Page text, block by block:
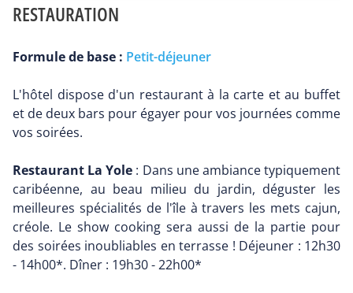
RESTAURATION
Formule de base : Petit-déjeuner
L'hôtel dispose d'un restaurant à la carte et au buffet
et de deux bars pour égayer pour vos journées comme
vos soirées.
Restaurant La Yole : Dans une ambiance typiquement
caribéenne, au beau milieu du jardin, déguster les
meilleures spécialités de l'île à travers les mets cajun,
créole. Le show cooking sera aussi de la partie pour
des soirées inoubliables en terrasse ! Déjeuner : 12h30
- 14h00*. Dîner : 19h30 - 22h00*